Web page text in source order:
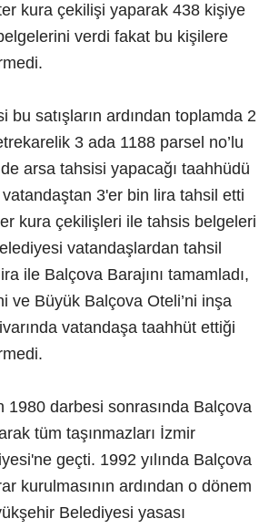
kura çekilişi yaparak 438 kişiye
verdi fakat bu kişilere
bu satışların ardından toplamda 2
3 ada 1188 parsel no’lu
arsa tahsisi yapacağı taahhüdü
3'er bin lira tahsil etti
kura çekilişleri ile tahsis belgeleri
vatandaşlardan tahsil
ile Balçova Barajını tamamladı,
ve Büyük Balçova Oteli’ni inşa
vatandaşa taahhüt ettiği
1980 darbesi sonrasında Balçova
tüm taşınmazları İzmir
geçti. 1992 yılında Balçova
kurulmasının ardından o dönem
Belediyesi yasası